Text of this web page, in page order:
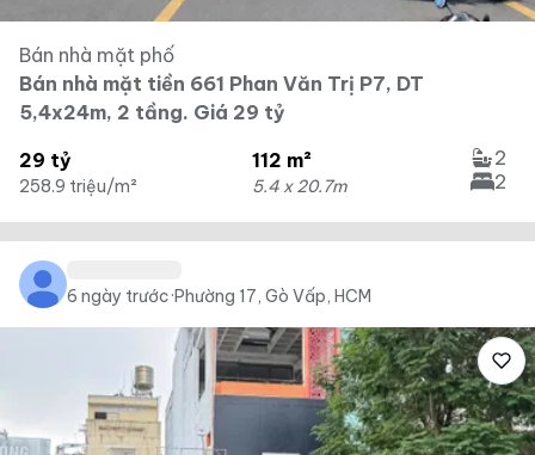
Bán nhà mặt phố
Bán nhà mặt tiền 661 Phan Văn Trị P7, DT
5,4x24m, 2 tầng. Giá 29 tỷ
29 tỷ
258.9 triệu/m²
112 m²
5.4 x 20.7m
2
2
6 ngày trước·Phường 17, Gò Vấp, HCM